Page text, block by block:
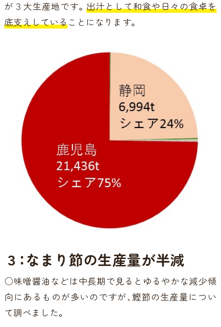
が３大生産地です。出汁として和食や日々の食卓を
底支えしていることになります。
３：なまり節の生産量が半減
○味噌醤油などは中長期で見るとゆるやかな減少傾
向にあるものが多いのですが、鰹節の生産量につい
て調べました。